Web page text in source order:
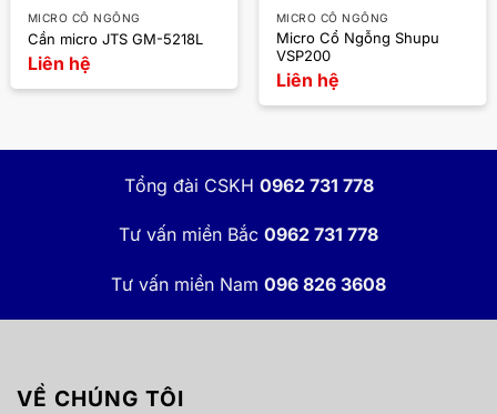
MICRO CỔ NGỖNG
Cần micro JTS GM-5218L
Liên hệ
MICRO CỔ NGỖNG
Micro Cổ Ngỗng Shupu
VSP200
Liên hệ
Tổng đài CSKH 0962 731 778
Tư vấn miền Bắc 0962 731 778
Tư vấn miền Nam 096 826 3608
VỀ CHÚNG TÔI